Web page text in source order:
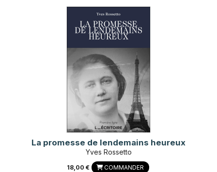
La promesse de lendemains heureux
Yves Rossetto
18,00 € COMMANDER